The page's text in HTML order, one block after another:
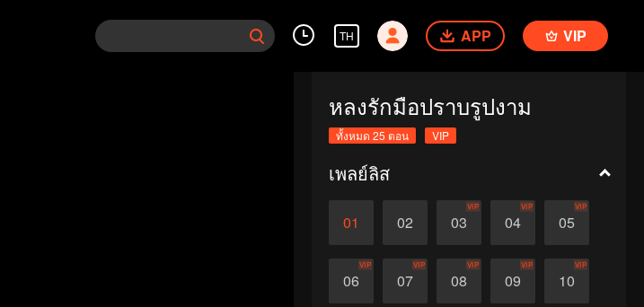
TH APP VIP
หลงรักมือปราบรูปงาม
ทั้งหมด 25 ตอน VIP
เพลย์ลิส
01 02 03
VIP
04
VIP
05
VIP
06
VIP
07
VIP
08
VIP
09
VIP
10
VIP